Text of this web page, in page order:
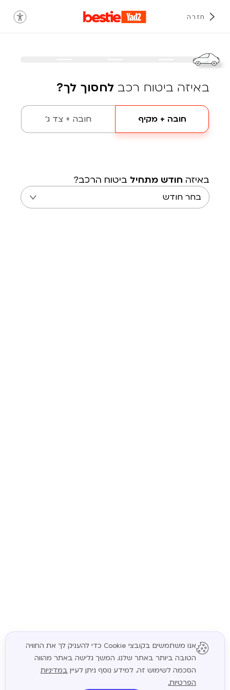
חזרה
באיזה ביטוח רכב לחסוך לך?
חובה + מקיף חובה + צד ג'
באיזה חודש מתחיל ביטוח הרכב?
המשך
אנו משתמשים בקובצי Cookie כדי להעניק לך את החוויה
הטובה ביותר באתר שלנו. המשך גלישה באתר מהווה
הסכמה לשימוש זה. למידע נוסף ניתן לעיין במדיניות
הפרטיות.